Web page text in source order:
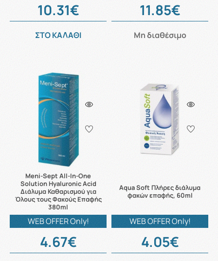
10.31€
ΣΤΟ ΚΑΛΑΘΙ
11.85€
Μη διαθέσιμο
Meni-Sept All-In-One
Solution Hyaluronic Acid
Διάλυμα Καθαρισμού για
Όλους τους Φακούς Επαφής
380ml
WEB OFFER Only!
4.67€
Aqua Soft Πλήρες διάλυμα
φακών επαφής, 60ml
WEB OFFER Only!
4.05€